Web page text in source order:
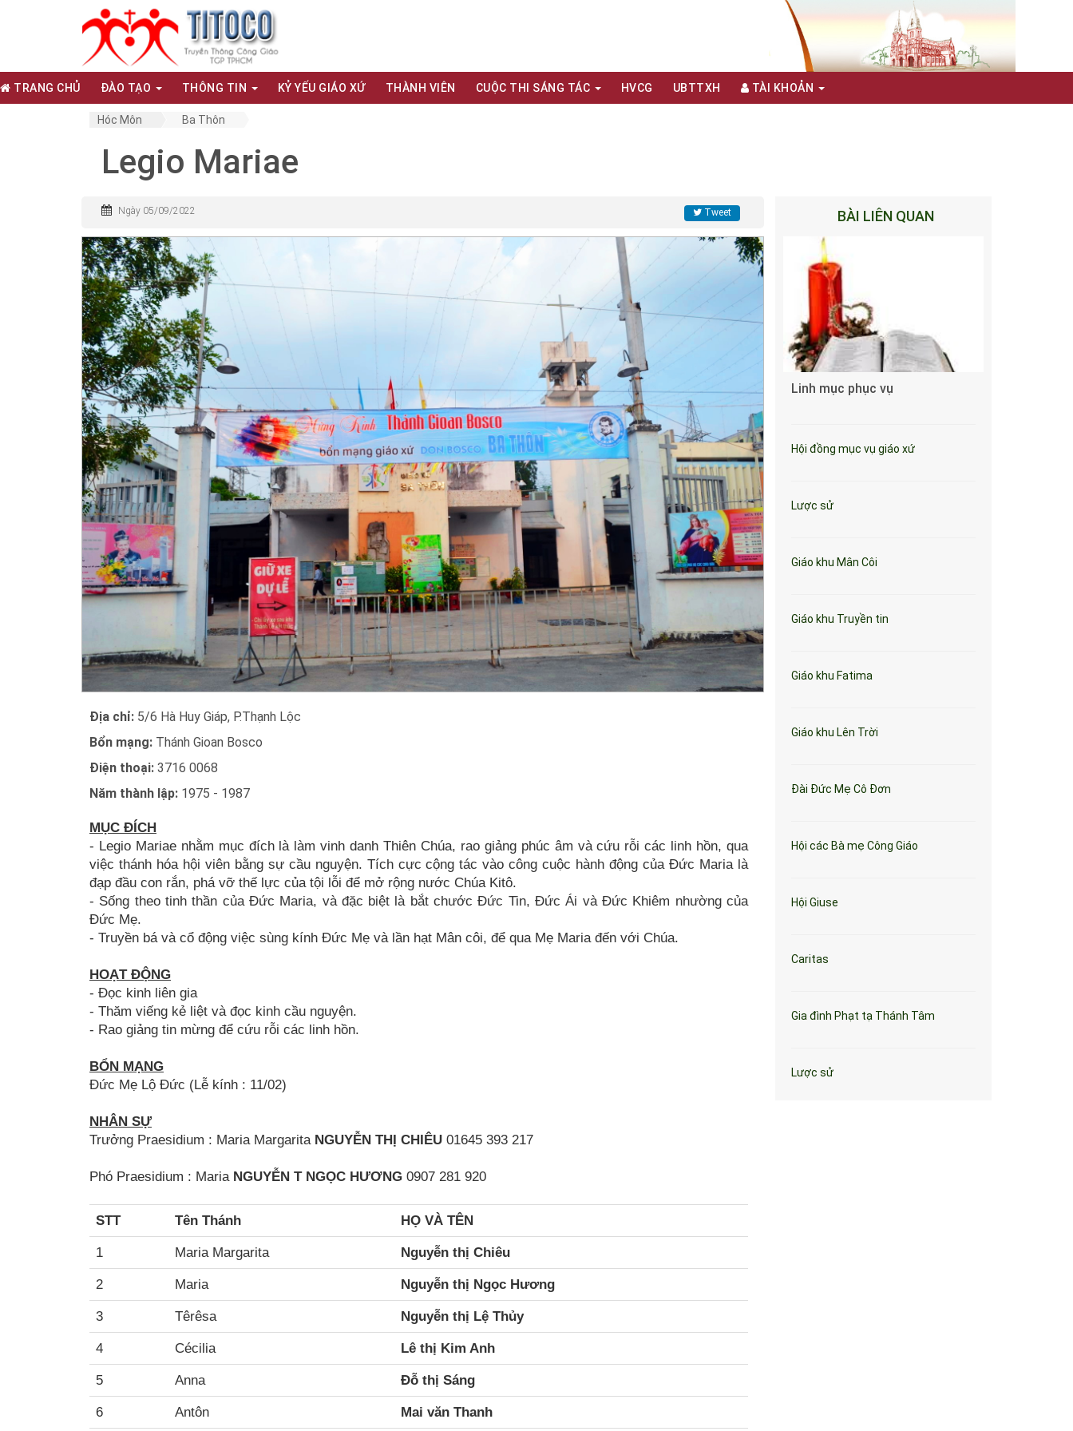
TRANG CHỦ ĐÀO TẠO THÔNG TIN KỶ YẾU GIÁO XỨ THÀNH VIÊN CUỘC THI SÁNG TÁC HVCG UBTTXH TÀI KHOẢN
Hóc Môn Ba Thôn
Legio Mariae
Ngày 05/09/2022 Tweet
Địa chỉ: 5/6 Hà Huy Giáp, P.Thạnh Lộc
Bổn mạng: Thánh Gioan Bosco
Điện thoại: 3716 0068
Năm thành lập: 1975 - 1987
MỤC ĐÍCH
- Legio Mariae nhằm mục đích là làm vinh danh Thiên Chúa, rao giảng phúc âm và cứu rỗi các linh hồn, qua
việc thánh hóa hội viên bằng sự cầu nguyện. Tích cực cộng tác vào công cuộc hành động của Đức Maria là
đạp đầu con rắn, phá vỡ thế lực của tội lỗi để mở rộng nước Chúa Kitô.
- Sống theo tinh thần của Đức Maria, và đặc biệt là bắt chước Đức Tin, Đức Ái và Đức Khiêm nhường của
Đức Mẹ.
- Truyền bá và cổ động việc sùng kính Đức Mẹ và lần hạt Mân côi, để qua Mẹ Maria đến với Chúa.
HOẠT ĐỘNG
- Đọc kinh liên gia
- Thăm viếng kẻ liệt và đọc kinh cầu nguyện.
- Rao giảng tin mừng để cứu rỗi các linh hồn.
BỔN MẠNG
Đức Mẹ Lộ Đức (Lễ kính : 11/02)
NHÂN SỰ
Trưởng Praesidium : Maria Margarita NGUYỄN THỊ CHIÊU 01645 393 217
Phó Praesidium : Maria NGUYỄN T NGỌC HƯƠNG 0907 281 920
STT Tên Thánh HỌ VÀ TÊN
1 Maria Margarita Nguyễn thị Chiêu
2 Maria Nguyễn thị Ngọc Hương
3 Têrêsa Nguyễn thị Lệ Thủy
4 Cécilia Lê thị Kim Anh
5 Anna Đỗ thị Sáng
6 Antôn Mai văn Thanh
BÀI LIÊN QUAN
Linh mục phục vụ
Hội đồng mục vụ giáo xứ
Lược sử
Giáo khu Mân Côi
Giáo khu Truyền tin
Giáo khu Fatima
Giáo khu Lên Trời
Đài Đức Mẹ Cô Đơn
Hội các Bà mẹ Công Giáo
Hội Giuse
Caritas
Gia đình Phạt tạ Thánh Tâm
Lược sử